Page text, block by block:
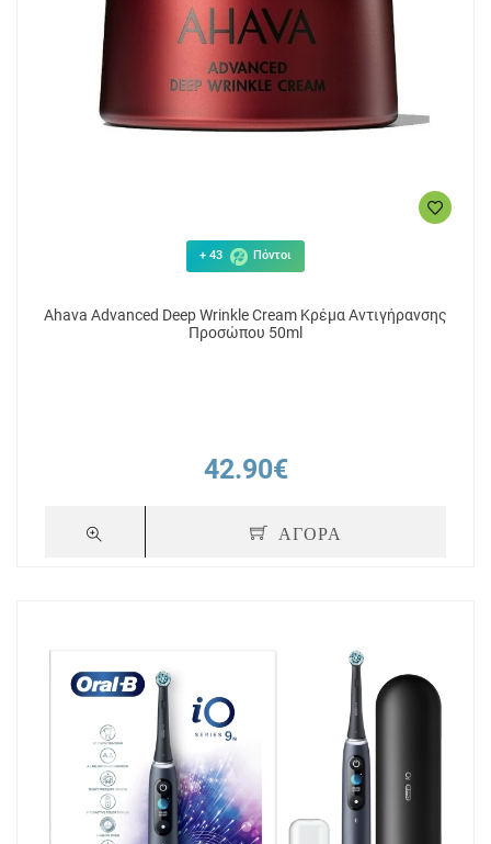
+ 43 Πόντοι
Ahava Advanced Deep Wrinkle Cream Κρέμα Αντιγήρανσης
Προσώπου 50ml
42.90€
ΑΓΟΡΑ